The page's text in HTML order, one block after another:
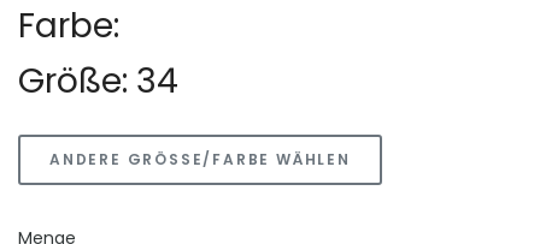
Farbe:
Größe: 34
ANDERE GRÖSSE/FARBE WÄHLEN
Menge